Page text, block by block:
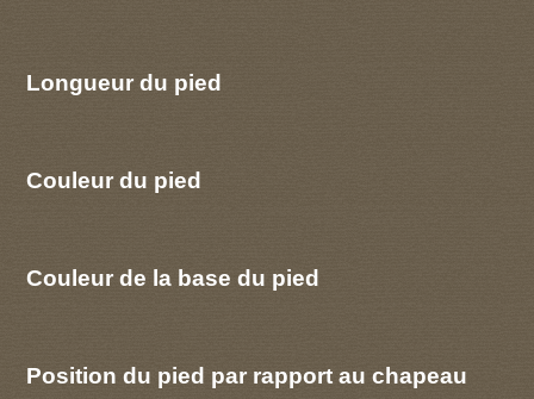
Longueur du pied
Couleur du pied
Couleur de la base du pied
Position du pied par rapport au chapeau